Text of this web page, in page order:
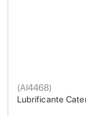
Lubrificante
(AI4468)